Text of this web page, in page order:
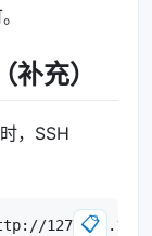
充）
时，SSH
📋